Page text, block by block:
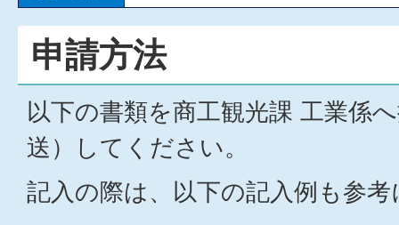
申請方法
以下の書類を商工観光課 工業係
送）してください。
記入の際は、以下の記入例も参